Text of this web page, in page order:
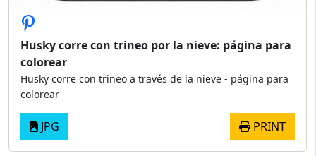
Husky corre con trineo por la nieve: página para
colorear
Husky corre con trineo a través de la nieve - página para
colorear
JPG PRINT